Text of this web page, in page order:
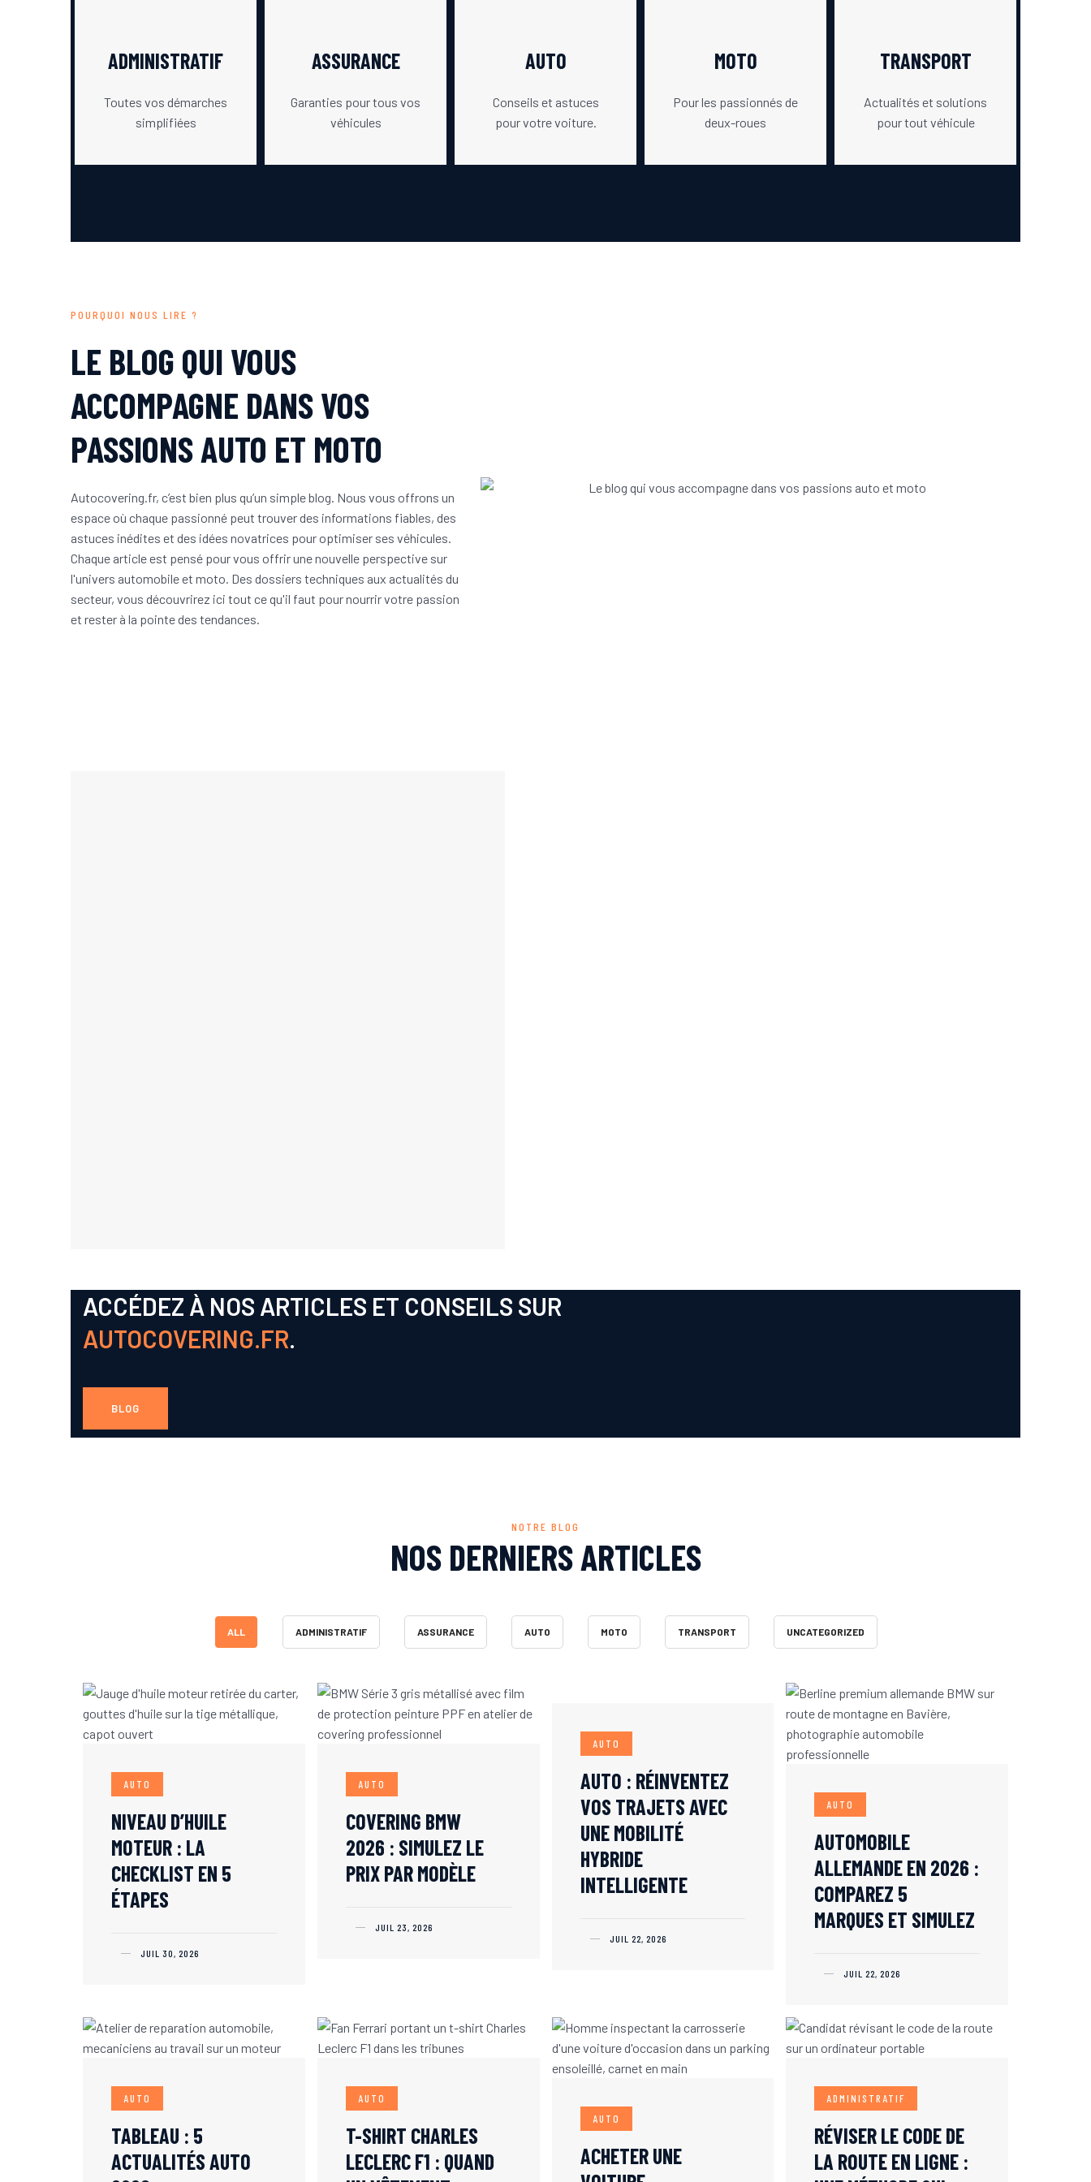
ADMINISTRATIF
Toutes vos démarches
simplifiées
ASSURANCE
Garanties pour tous vos
véhicules
AUTO
Conseils et astuces
pour votre voiture.
MOTO
Pour les passionnés de
deux-roues
TRANSPORT
Actualités et solutions
pour tout véhicule
POURQUOI NOUS LIRE ?
LE BLOG QUI VOUS
ACCOMPAGNE DANS VOS
PASSIONS AUTO ET MOTO
Autocovering.fr, c’est bien plus qu’un simple blog. Nous vous offrons un
espace où chaque passionné peut trouver des informations fiables, des
astuces inédites et des idées novatrices pour optimiser ses véhicules.
Chaque article est pensé pour vous offrir une nouvelle perspective sur
l'univers automobile et moto. Des dossiers techniques aux actualités du
secteur, vous découvrirez ici tout ce qu'il faut pour nourrir votre passion
et rester à la pointe des tendances.
ACCÉDEZ À NOS ARTICLES ET CONSEILS SUR
AUTOCOVERING.FR.
BLOG
NOTRE BLOG
NOS DERNIERS ARTICLES
ALL ADMINISTRATIF ASSURANCE AUTO MOTO TRANSPORT UNCATEGORIZED
AUTO
NIVEAU D’HUILE
MOTEUR : LA
CHECKLIST EN 5
ÉTAPES
JUIL 30, 2026
AUTO
COVERING BMW
2026 : SIMULEZ LE
PRIX PAR MODÈLE
JUIL 23, 2026
AUTO
AUTO : RÉINVENTEZ
VOS TRAJETS AVEC
UNE MOBILITÉ
HYBRIDE
INTELLIGENTE
JUIL 22, 2026
AUTO
AUTOMOBILE
ALLEMANDE EN 2026 :
COMPAREZ 5
MARQUES ET SIMULEZ
JUIL 22, 2026
AUTO
TABLEAU : 5
ACTUALITÉS AUTO
AUTO
T-SHIRT CHARLES
LECLERC F1 : QUAND
AUTO
ACHETER UNE
ADMINISTRATIF
RÉVISER LE CODE DE
LA ROUTE EN LIGNE :